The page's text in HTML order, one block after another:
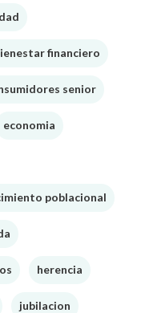
financiero
senior
economia
poblacional
herencia
jubilacion